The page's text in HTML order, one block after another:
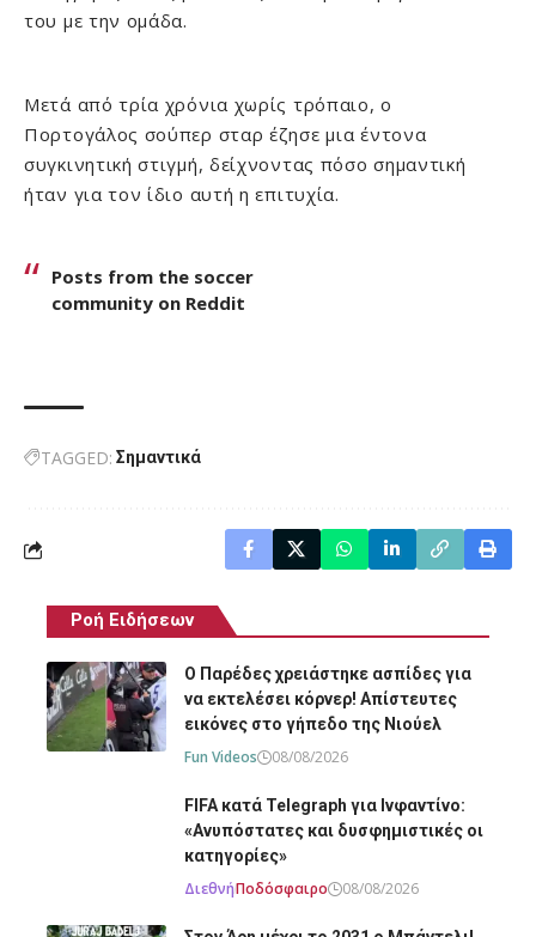
του με την ομάδα.
Μετά από τρία χρόνια χωρίς τρόπαιο, ο
Πορτογάλος σούπερ σταρ έζησε μια έντονα
συγκινητική στιγμή, δείχνοντας πόσο σημαντική
ήταν για τον ίδιο αυτή η επιτυχία.
Posts from the soccer
community on Reddit
TAGGED: Σημαντικά
Ροή Ειδήσεων
O Παρέδες χρειάστηκε ασπίδες για
να εκτελέσει κόρνερ! Απίστευτες
εικόνες στο γήπεδο της Νιούελ
Fun Videos 08/08/2026
FIFA κατά Telegraph για Ινφαντίνο:
«Ανυπόστατες και δυσφημιστικές οι
κατηγορίες»
ΔιεθνήΠοδόσφαιρο 08/08/2026